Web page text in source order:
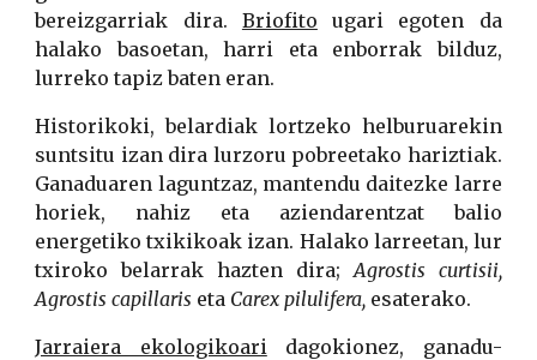
bereizgarriak dira. Briofito ugari egoten da
halako basoetan, harri eta enborrak bilduz,
lurreko tapiz baten eran.
Historikoki, belardiak lortzeko helburuarekin
suntsitu izan dira lurzoru pobreetako hariztiak.
Ganaduaren laguntzaz, mantendu daitezke larre
horiek, nahiz eta aziendarentzat balio
energetiko txikikoak izan. Halako larreetan, lur
txiroko belarrak hazten dira;Agrostis curtisii,
Agrostis capillaris eta Carex pilulifera, esaterako.
Jarraiera ekologikoaridagokionez, ganadu-